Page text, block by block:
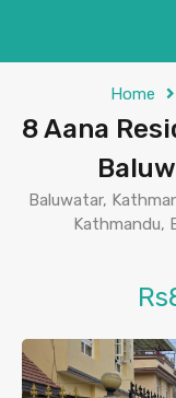
Home
8 Aana
Baluwatar,
Kathmandu,